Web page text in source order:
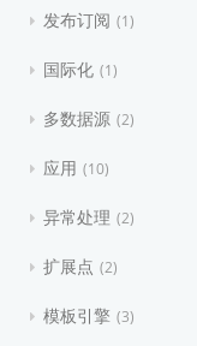
发布订阅 1
国际化 1
多数据源 2
应用 10
异常处理 2
扩展点 2
模板引擎 3